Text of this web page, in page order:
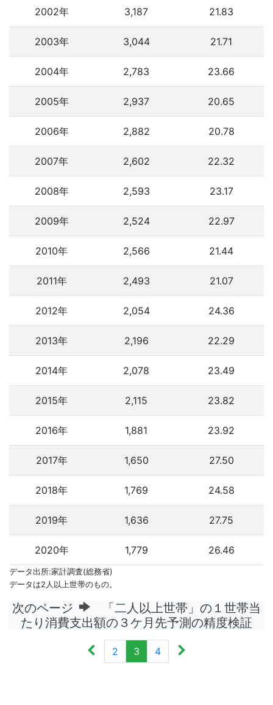
2002年 3,187 21.83
2003年 3,044 21.71
2004年 2,783 23.66
2005年 2,937 20.65
2006年 2,882 20.78
2007年 2,602 22.32
2008年 2,593 23.17
2009年 2,524 22.97
2010年 2,566 21.44
2011年 2,493 21.07
2012年 2,054 24.36
2013年 2,196 22.29
2014年 2,078 23.49
2015年 2,115 23.82
2016年 1,881 23.92
2017年 1,650 27.50
2018年 1,769 24.58
2019年 1,636 27.75
2020年 1,779 26.46
データ出所:家計調査(総務省)
データは2人以上世帯のもの。
次のページ
「二人以上世帯」の１世帯当
たり消費支出額の３ケ月先予測の精度検証
2 3 4